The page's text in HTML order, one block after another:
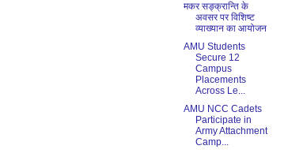
मकर सङ्क्रान्ति के
अवसर पर विशिष्ट
व्याख्यान का आयोजन
AMU Students
Secure 12
Campus
Placements
Across Le...
AMU NCC Cadets
Participate in
Army Attachment
Camp...